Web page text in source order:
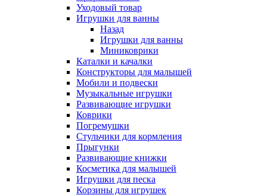
Уходовый товар
Игрушки для ванны
Назад
Игрушки для ванны
Миниковрики
Каталки и качалки
Конструкторы для малышей
Мобили и подвески
Музыкальные игрушки
Развивающие игрушки
Коврики
Погремушки
Стульчики для кормления
Прыгунки
Развивающие книжки
Косметика для малышей
Игрушки для песка
Корзины для игрушек